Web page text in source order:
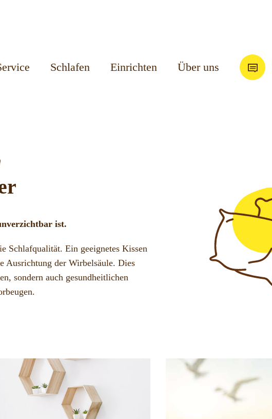
Schlafen Einrichten Über uns
ist.
Schlafqualität. Ein geeignetes Kissen
Ausrichtung der Wirbelsäule. Dies
sondern auch gesundheitlichen